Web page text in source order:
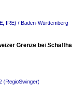
IRE) / Baden-Württemberg
Grenze bei
(RegioSwinger)